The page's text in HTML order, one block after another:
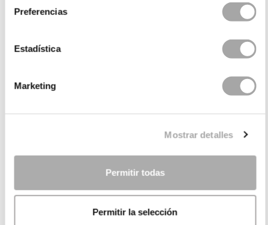
Preferencias
Estadística
Marketing
Mostrar detalles
Permitir todas
Permitir la selección
¿NECESITAS AYUDA?
EMPRESA